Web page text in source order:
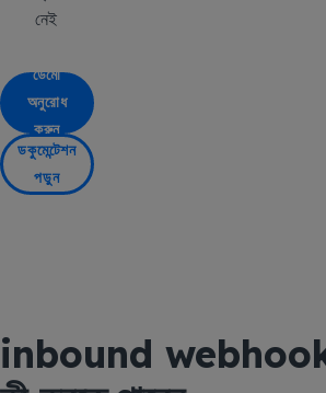
নেই
ডেমো
অনুরোধ
করুন
ডকুমেন্টেশন
পড়ুন
inbound webhook